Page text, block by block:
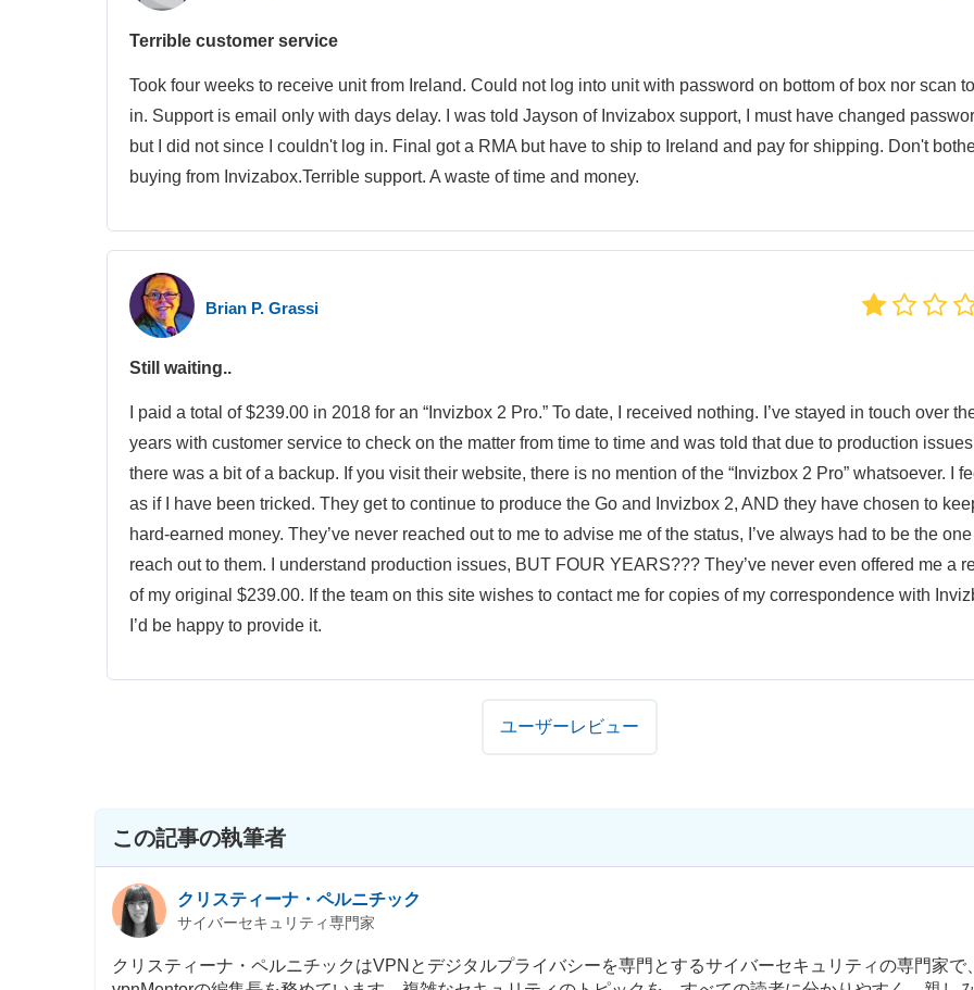
Terrible customer service
Took four weeks to receive unit from Ireland. Could not log into unit with password on bottom of box nor scan
in. Support is email only with days delay. I was told Jayson of Invizabox support, I must have changed
but I did not since I couldn't log in. Final got a RMA but have to ship to Ireland and pay for shipping. Don't
buying from Invizabox.Terrible support. A waste of time and money.
Brian P. Grassi
Still waiting..
I paid a total of $239.00 in 2018 for an “Invizbox 2 Pro.” To date, I received nothing. I’ve stayed in touch over
years with customer service to check on the matter from time to time and was told that due to production
there was a bit of a backup. If you visit their website, there is no mention of the “Invizbox 2 Pro” whatsoever. I
as if I have been tricked. They get to continue to produce the Go and Invizbox 2, AND they have chosen to
hard-earned money. They’ve never reached out to me to advise me of the status, I’ve always had to be the
reach out to them. I understand production issues, BUT FOUR YEARS??? They’ve never even offered me a
of my original $239.00. If the team on this site wishes to contact me for copies of my correspondence with
I’d be happy to provide it.
ユーザーレビュー
この記事の執筆者
クリスティーナ・ペルニチック
サイバーセキュリティ専門家
クリスティーナ・ペルニチックはVPNとデジタルプライバシーを専門とするサイバーセキュリティの専門家で